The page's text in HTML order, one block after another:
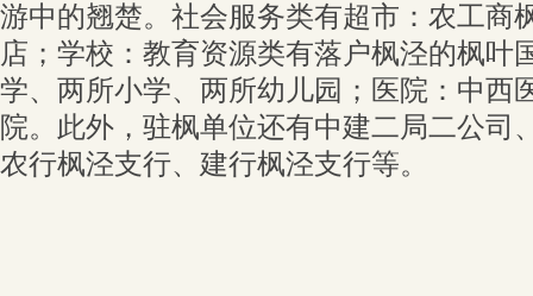
游中的翘楚。社会服务类有超市：农工商
店；学校：教育资源类有落户枫泾的枫叶
学、两所小学、两所幼儿园；医院：中西
院。此外，驻枫单位还有中建二局二公司
农行枫泾支行、建行枫泾支行等。